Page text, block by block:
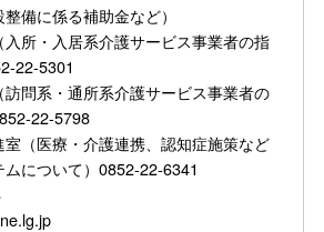
備に係る補助金など）
入所・入居系介護サービス事業者の指
22-5301
訪問系・通所系介護サービス事業者の
22-5798
室（医療・介護連携、認知症施策など
について）0852-22-6341